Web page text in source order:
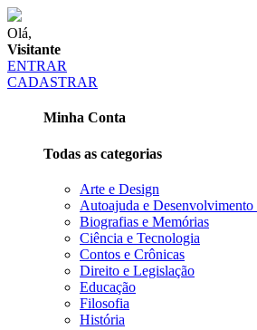
Olá,
Visitante
ENTRAR
CADASTRAR
Minha Conta
Todas as categorias
Arte e Design
Autoajuda e Desenvolvimento
Biografias e Memórias
Ciência e Tecnologia
Contos e Crônicas
Direito e Legislação
Educação
Filosofia
História